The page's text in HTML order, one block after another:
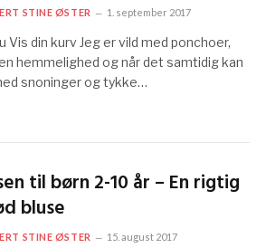
STINE ØSTER 1. september 2017
Vis din kurv Jeg er vild med ponchoer,
hemmelighed og når det samtidig kan
snoninger og tykke…
til børn 2-10 år – En rigtig
bluse
STINE ØSTER 15. august 2017